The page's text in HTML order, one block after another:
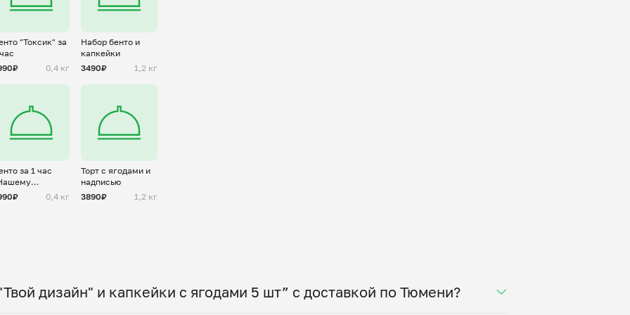
"Токсик" за
0,4 кг
Набор бенто и
капкейки
3490₽
1,2 кг
за 1 час
для
0,4 кг
Торт с ягодами и
надписью
3890₽
1,2 кг
дизайн" и капкейки с ягодами 5 шт” с доставкой по Тюмени?